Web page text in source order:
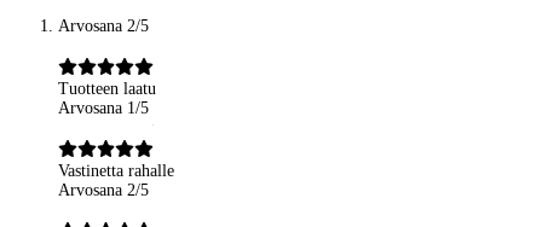
Arvosana 2/5
Tuotteen laatu
Arvosana 1/5
Vastinetta rahalle
Arvosana 2/5